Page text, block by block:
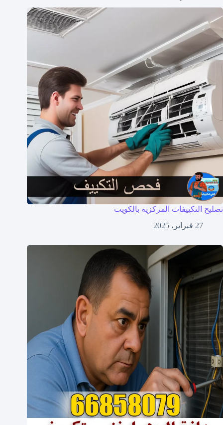
تصليح التكييفات المركزية بالكويت
27 فبراير، 2025